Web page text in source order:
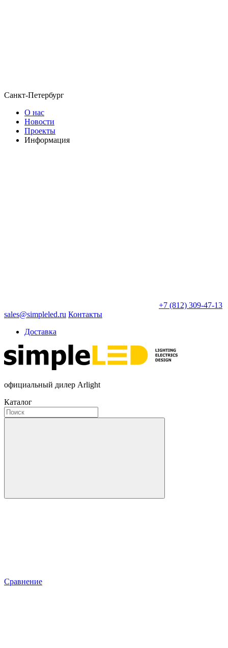
Санкт-Петербург
О нас
Новости
Проекты
Информация
+7 (812) 309-47-13
sales@simpleled.ru Контакты
Доставка
официальный дилер Arlight
Каталог
Сравнение